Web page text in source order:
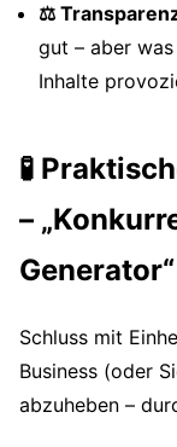
⚖️
gut – aber
Inhalte
🧪
–
Generator“
Schluss mit
Business (oder
abzuheben –